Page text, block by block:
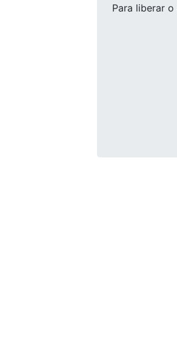
Para liberar o